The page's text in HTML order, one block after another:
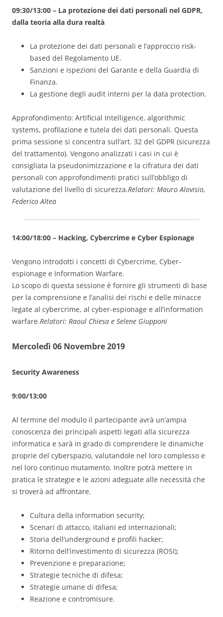
09:30/13:00 – La protezione dei dati personali nel GDPR,
dalla teoria alla dura realtà
La protezione dei dati personali e l’approccio risk-
based del Regolamento UE.
Sanzioni e ispezioni del Garante e della Guardia di
Finanza.
La gestione degli audit interni per la data protection.
Approfondimento: Artificial Intelligence, algorithmic
systems, profilazione e tutela dei dati personali. Questa
prima sessione si concentra sull’art. 32 del GDPR (sicurezza
del trattamento). Vengono analizzati i casi in cui è
consigliata la pseudonimizzazione e la cifratura dei dati
personali con approfondimenti pratici sull’obbligo di
valutazione del livello di sicurezza.Relatori: Mauro Alovisio,
Federico Altea
14:00/18:00 – Hacking, Cybercrime e Cyber Espionage
Vengono introdotti i concetti di Cybercrime, Cyber-
espionage e Information Warfare.
Lo scopo di questa sessione è fornire gli strumenti di base
per la comprensione e l’analisi dei rischi e delle minacce
legate al cybercrime, al cyber-espionage e all’information
warfare.Relatori: Raoul Chiesa e Selene Giupponi
Mercoledì 06 Novembre 2019
Security Awareness
9:00/13:00
Al termine del modulo il partecipante avrà un’ampia
conoscenza dei principali aspetti legati alla sicurezza
informatica e sarà in grado di comprendere le dinamiche
proprie del cyberspazio, valutandole nel loro complesso e
nel loro continuo mutamento. Inoltre potrà mettere in
pratica le strategie e le azioni adeguate alle necessità che
si troverà ad affrontare.
Cultura della information security;
Scenari di attacco, italiani ed internazionali;
Storia dell’underground e profili hacker;
Ritorno dell’investimento di sicurezza (ROSI);
Prevenzione e preparazione;
Strategie tecniche di difesa;
Strategie umane di difesa;
Reazione e contromisure.